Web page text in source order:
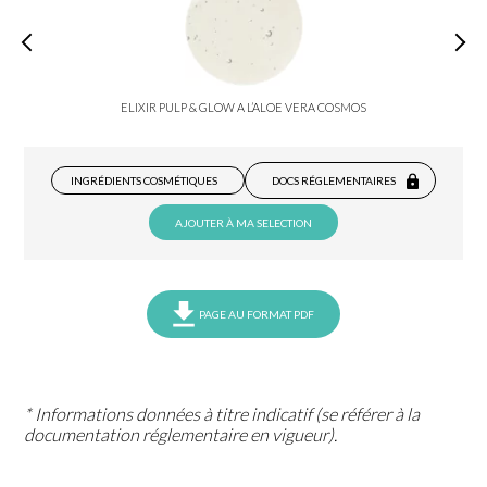
ELIXIR PULP & GLOW A L’ALOE VERA COSMOS
INGRÉDIENTS COSMÉTIQUES DOCS RÉGLEMENTAIRES
AJOUTER À MA SELECTION
PAGE AU FORMAT PDF
* Informations données à titre indicatif (se référer à la
documentation réglementaire en vigueur).